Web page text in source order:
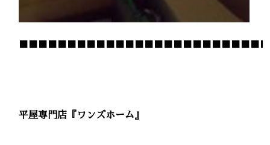
平屋専門店『ワンズホーム』